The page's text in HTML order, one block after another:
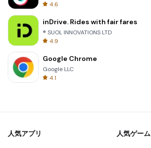
4.6
inDrive. Rides with fair fares
® SUOL INNOVATIONS LTD
4.9
Google Chrome
Google LLC
4.1
人気アプリ 人気ゲーム